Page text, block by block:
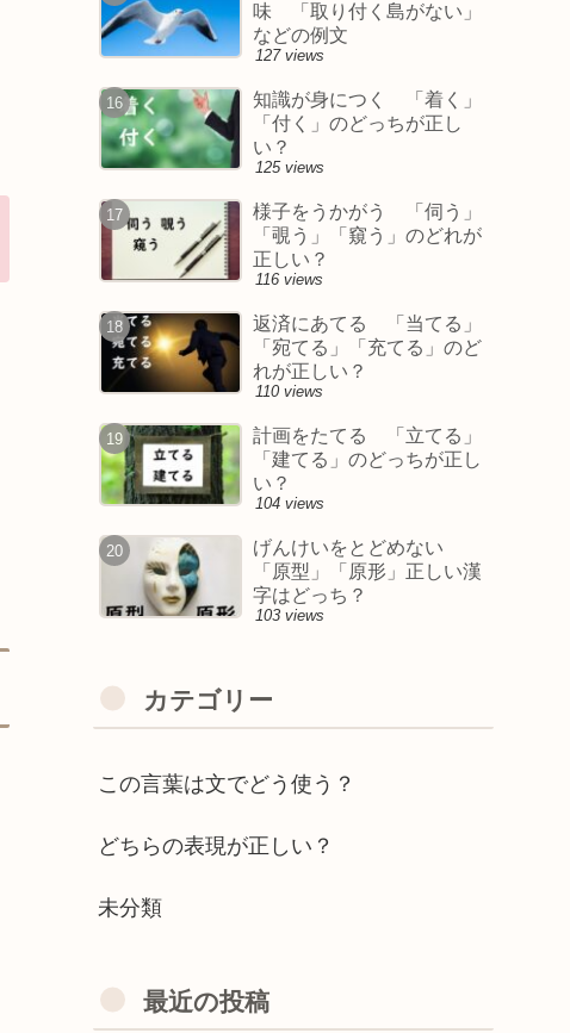
味 「取り付く島がない」
などの例文
127 views
知識が身につく 「着く」
「付く」のどっちが正し
い？
125 views
様子をうかがう 「伺う」
「覗う」「窺う」のどれが
正しい？
116 views
返済にあてる 「当てる」
「宛てる」「充てる」のど
れが正しい？
110 views
計画をたてる 「立てる」
「建てる」のどっちが正し
い？
104 views
げんけいをとどめない
「原型」「原形」正しい漢
字はどっち？
103 views
カテゴリー
この言葉は文でどう使う？
どちらの表現が正しい？
未分類
最近の投稿